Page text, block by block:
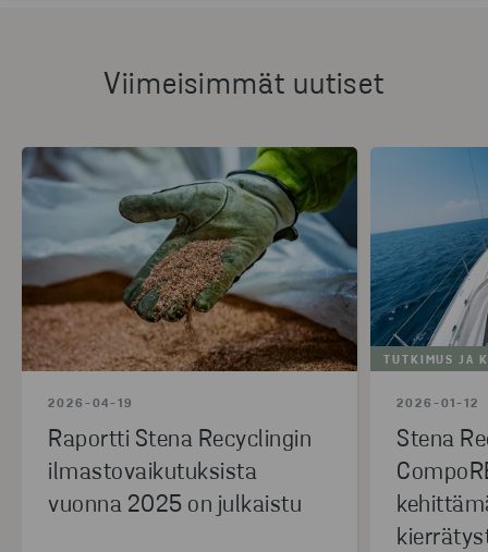
Viimeisimmät uutiset
2026-04-19
Raportti Stena Recyclingin
ilmastovaikutuksista
vuonna 2025 on julkaistu
TUTKIMUS JA
2026-01-12
Stena